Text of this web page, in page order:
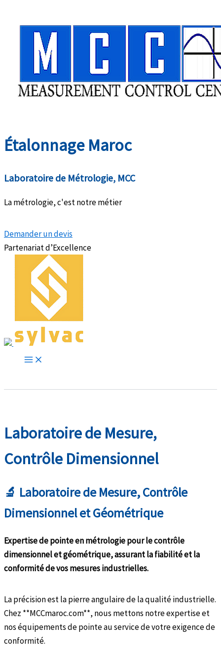
ÉtalonnageMaroc
Laboratoire de Métrologie, MCC
La métrologie, c'est notre métier
Demander un devis
Partenariat d’Excellence
Laboratoire de Mesure,
Contrôle Dimensionnel
🔬 Laboratoire de Mesure, Contrôle
Dimensionnel et Géométrique
Expertise de pointe en métrologie pour le contrôle
dimensionnel et géométrique, assurant la fiabilité et la
conformité de vos mesures industrielles.
La précision est la pierre angulaire de la qualité industrielle.
Chez **MCCmaroc.com**, nous mettons notre expertise et
nos équipements de pointe au service de votre exigence de
conformité.